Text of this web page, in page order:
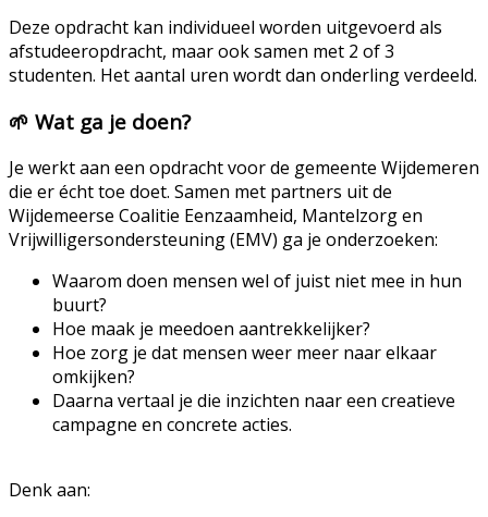
Deze opdracht kan individueel worden uitgevoerd als
afstudeeropdracht, maar ook samen met 2 of 3
studenten. Het aantal uren wordt dan onderling verdeeld.
🌱 Wat ga je doen?
Je werkt aan een opdracht voor de gemeente Wijdemeren
die er écht toe doet. Samen met partners uit de
Wijdemeerse Coalitie Eenzaamheid, Mantelzorg en
Vrijwilligersondersteuning (EMV) ga je onderzoeken:
Waarom doen mensen wel of juist niet mee in hun
buurt?
Hoe maak je meedoen aantrekkelijker?
Hoe zorg je dat mensen weer meer naar elkaar
omkijken?
Daarna vertaal je die inzichten naar een creatieve
campagne en concrete acties.
Denk aan: